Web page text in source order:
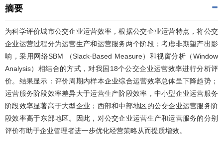
摘要
为科学评价城市公交企业运营效率，根据公交企业运营特点，将公交
企业运营过程分为运营生产和运营服务两个阶段；考虑非期望产出影
响，采用网络SBM （Slack-Based Measure）和视窗分析（Window
Analysis）相结合的方式，对我国18个公交企业运营效率进行分析评
价。结果显示：评价周期内样本企业综合运营效率总体呈下降趋势；
运营服务阶段效率差异大于运营生产阶段效率，中小型企业运营服务
阶段效率显著高于大型企业；西部和中部地区的公交企业运营服务阶
段效率高于东部地区。因此，对公交企业运营生产和运营服务的分别
评价有助于企业管理者进一步优化经营策略从而提质增效。